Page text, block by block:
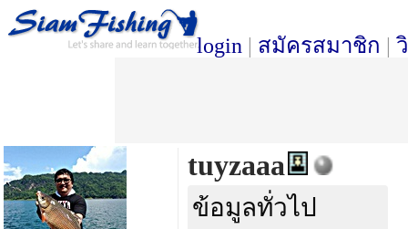
login | สมัครสมาชิก |
tuyzaaa
ข้อมูลทั่วไป